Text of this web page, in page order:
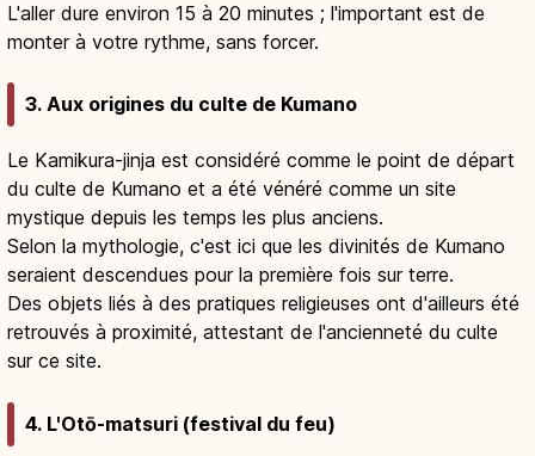
L'aller dure environ 15 à 20 minutes ; l'important est de
monter à votre rythme, sans forcer.
3. Aux origines du culte de Kumano
Le Kamikura-jinja est considéré comme le point de départ
du culte de Kumano et a été vénéré comme un site
mystique depuis les temps les plus anciens.
Selon la mythologie, c'est ici que les divinités de Kumano
seraient descendues pour la première fois sur terre.
Des objets liés à des pratiques religieuses ont d'ailleurs été
retrouvés à proximité, attestant de l'ancienneté du culte
sur ce site.
4. L'Otō-matsuri (festival du feu)